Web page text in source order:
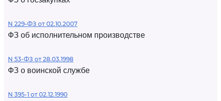
N 229-ФЗ от 02.10.2007
ФЗ об исполнительном производстве
N 53-ФЗ от 28.03.1998
ФЗ о воинской службе
N 395-1 от 02.12.1990